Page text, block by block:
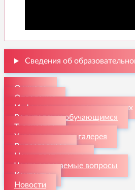
Сведения об
О школе
Отделения
Информация для поступающих
Родителям и обучающимся
Творчество
Художественная галерея
Видеогалерея
Наши достижения
Часто задаваемые вопросы
Контакты
Новости